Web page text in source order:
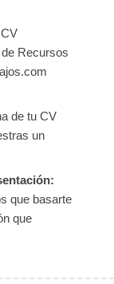
Recursos
de tu CV
un
que basarte
que